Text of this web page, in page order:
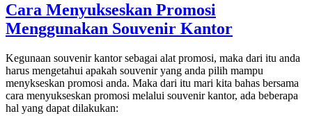
Cara Menyukseskan Promosi
Menggunakan Souvenir Kantor
Kegunaan souvenir kantor sebagai alat promosi, maka dari itu anda
harus mengetahui apakah souvenir yang anda pilih mampu
menykseskan promosi anda. Maka dari itu mari kita bahas bersama
cara menyukseskan promosi melalui souvenir kantor, ada beberapa
hal yang dapat dilakukan: